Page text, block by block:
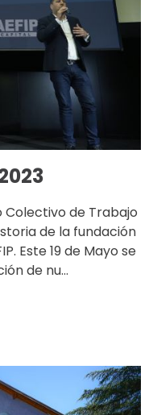
Colectivo de Trabajo
de la fundación
Este 19 de Mayo se
de nu…